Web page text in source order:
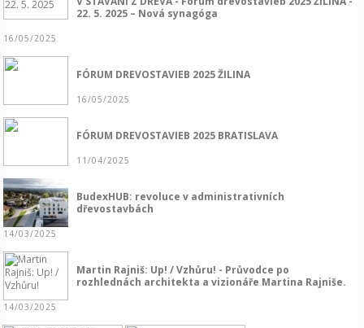
22. 5. 2025 – Nová synagóga
16/05/2025
FÓRUM DREVOSTAVIEB 2025 ŽILINA
16/05/2025
FÓRUM DREVOSTAVIEB 2025 BRATISLAVA
11/04/2025
BudexHUB: revoluce v administrativních
dřevostavbách
14/03/2025
Martin Rajniš: Up! / Vzhůru! - Průvodce po
rozhlednách architekta a vizionáře Martina Rajniše.
14/03/2025